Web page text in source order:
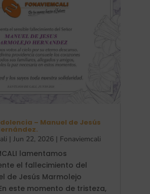
– Manuel de Jesús
|Jun 22, 2026 | Fonaviemcali
lamentamos
el fallecimiento del
de Jesús Marmolejo
este momento de tristeza,